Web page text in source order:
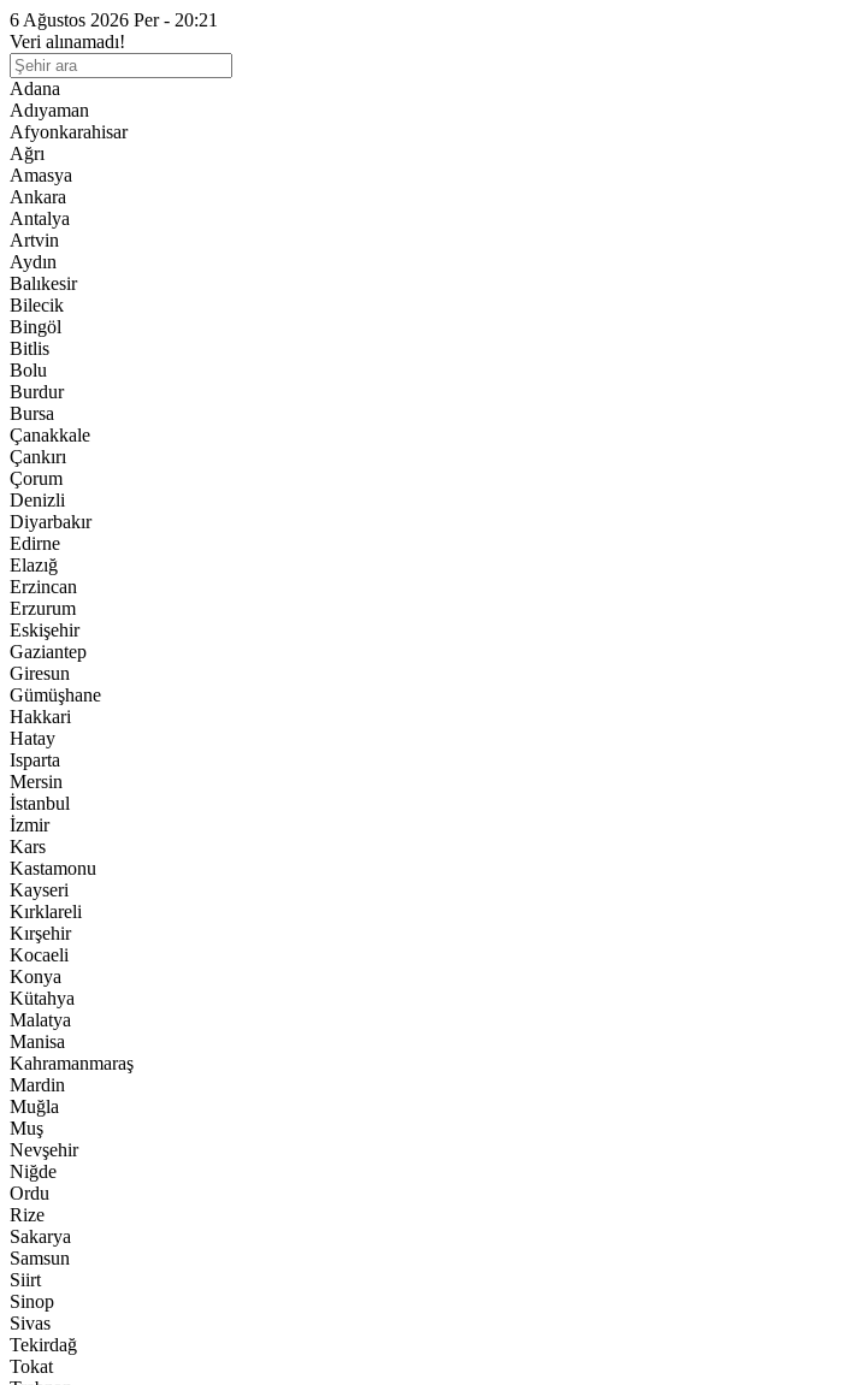
6 Ağustos 2026 Per - 20:21
Veri alınamadı!
Adana
Adıyaman
Afyonkarahisar
Ağrı
Amasya
Ankara
Antalya
Artvin
Aydın
Balıkesir
Bilecik
Bingöl
Bitlis
Bolu
Burdur
Bursa
Çanakkale
Çankırı
Çorum
Denizli
Diyarbakır
Edirne
Elazığ
Erzincan
Erzurum
Eskişehir
Gaziantep
Giresun
Gümüşhane
Hakkari
Hatay
Isparta
Mersin
İstanbul
İzmir
Kars
Kastamonu
Kayseri
Kırklareli
Kırşehir
Kocaeli
Konya
Kütahya
Malatya
Manisa
Kahramanmaraş
Mardin
Muğla
Muş
Nevşehir
Niğde
Ordu
Rize
Sakarya
Samsun
Siirt
Sinop
Sivas
Tekirdağ
Tokat